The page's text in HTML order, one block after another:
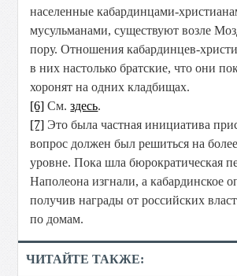
населенные кабардинцами-
мусульманами, существуют возле
пору. Отношения кабардинцев-
в них настолько братские, что они
хоронят на одних кладбищах.
[6] См.здесь.
[7] Это была частная инициатива
вопрос должен был решиться на
уровне. Пока шла бюрократическая
Наполеона изгнали, а кабардинское
получив награды от российских
по домам.
ЧИТАЙТЕ ТАКЖЕ: